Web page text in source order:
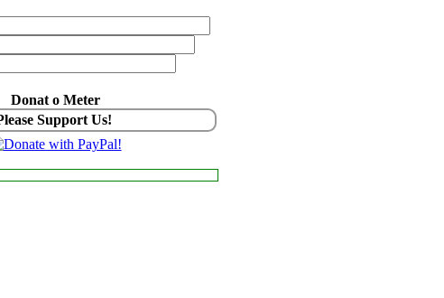
Donat o Meter
Support Us!